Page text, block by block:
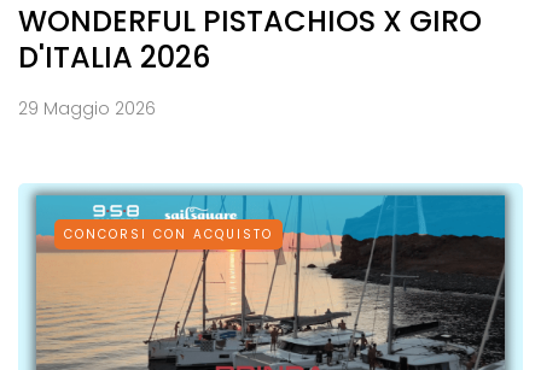
WONDERFUL PISTACHIOS X GIRO
D'ITALIA 2026
29 Maggio 2026
CONCORSI CON ACQUISTO